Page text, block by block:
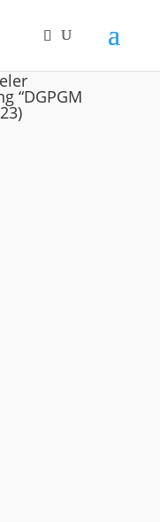
“DGPGM